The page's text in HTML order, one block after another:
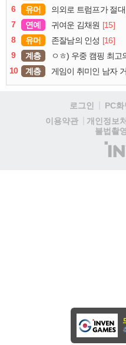
6
유머 의외로 트럼프가 절
7
연예 귀여운 김채원 [15]
8
유머 존잘남의 인성 [16]
9
계층 ㅇㅎ) 우중 캠핑 최고
10
계층 게임이 취미인 남자
로그인 PC화
이용약관
개인정보
불법촬